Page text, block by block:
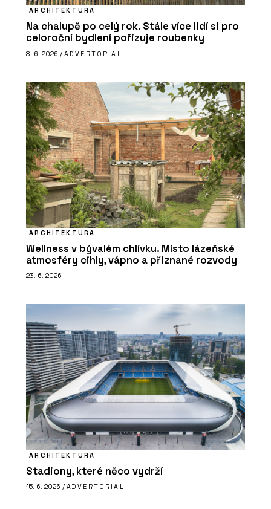
ARCHITEKTURA
Na chalupě po celý rok. Stále více lidí si pro
celoroční bydlení pořizuje roubenky
8. 6. 2026 / ADVERTORIAL
ARCHITEKTURA
Wellness v bývalém chlívku. Místo lázeňské
atmosféry cihly, vápno a přiznané rozvody
23. 6. 2026
ARCHITEKTURA
Stadiony, které něco vydrží
15. 6. 2026 / ADVERTORIAL